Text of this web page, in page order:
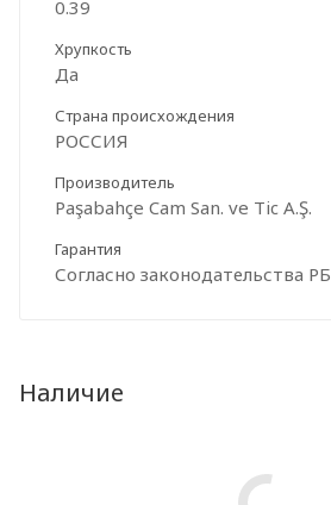
0.39
Хрупкость
Да
Страна происхождения
РОССИЯ
Производитель
Paşabahçe Cam San. ve Tic A.Ş.
Гарантия
Согласно законодательства РБ
Наличие